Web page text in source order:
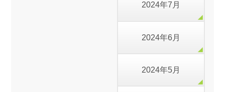
2024年7月
2024年6月
2024年5月